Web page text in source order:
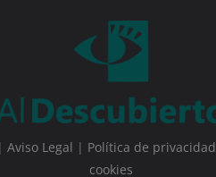
| Aviso Legal | Política de privacidad
cookies